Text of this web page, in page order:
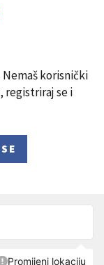
korisnički
registriraj se i